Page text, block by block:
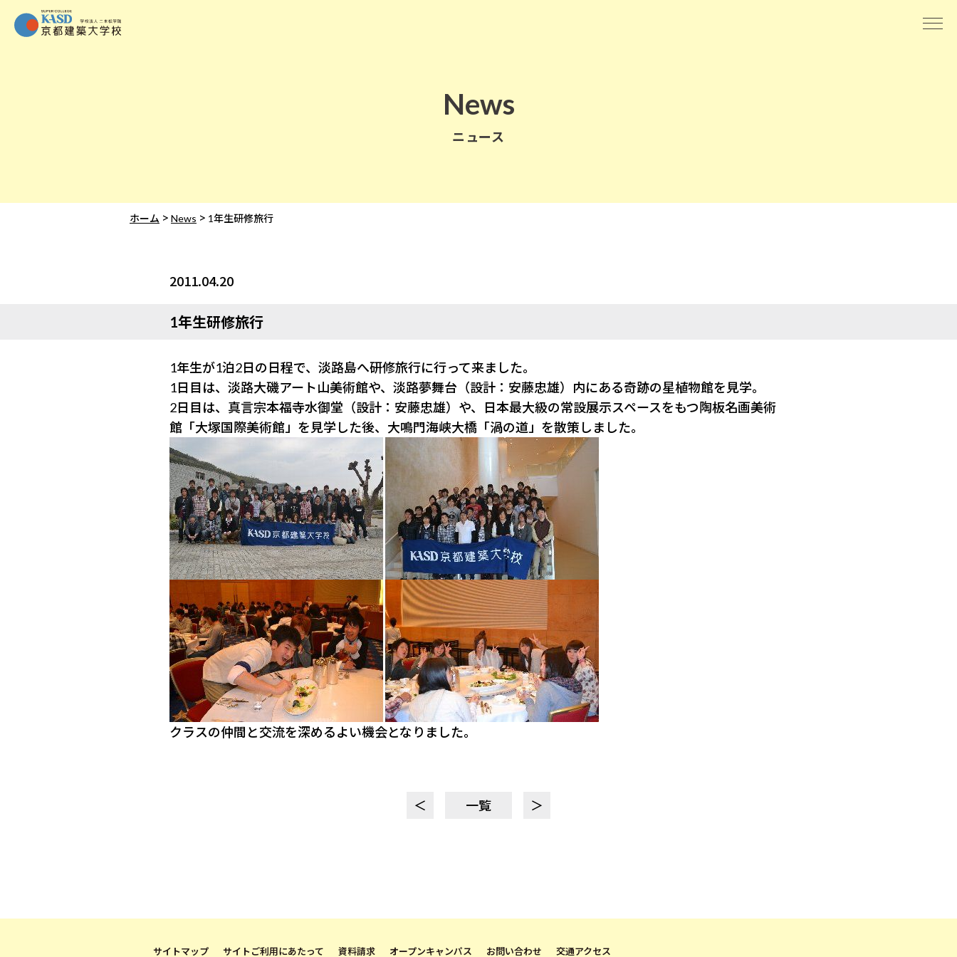
News
ニュース
ホーム > News > 1年生研修旅行
2011.04.20
1年生研修旅行
1年生が1泊2日の日程で、淡路島へ研修旅行に行って来ました。
1日目は、淡路大磯アート山美術館や、淡路夢舞台（設計：安藤忠雄）内にある奇跡の星植物館を見学。
2日目は、真言宗本福寺水御堂（設計：安藤忠雄）や、日本最大級の常設展示スペースをもつ陶板名画美術
館「大塚国際美術館」を見学した後、大鳴門海峡大橋「渦の道」を散策しました。
クラスの仲間と交流を深めるよい機会となりました。
＜ 一覧 ＞
サイトマップ サイトご利用にあたって 資料請求 オープンキャンパス お問い合わせ 交通アクセス